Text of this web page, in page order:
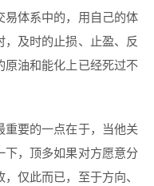
易体系中的，用自己的体
及时的止损、止盈、反
原油和能化上已经死过不
重要的一点在于，当他关
下，顶多如果对方愿意分
仅此而已，至于方向、